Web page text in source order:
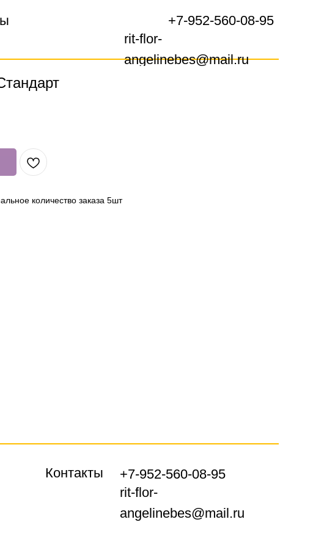
+7-952-560-08-95
rit-flor-
angelinebes@mail.ru
+7-952-560-08-95
rit-flor-
angelinebes@mail.ru
количество заказа 5шт
Контакты
+7-952-560-08-95
rit-flor-
angelinebes@mail.ru